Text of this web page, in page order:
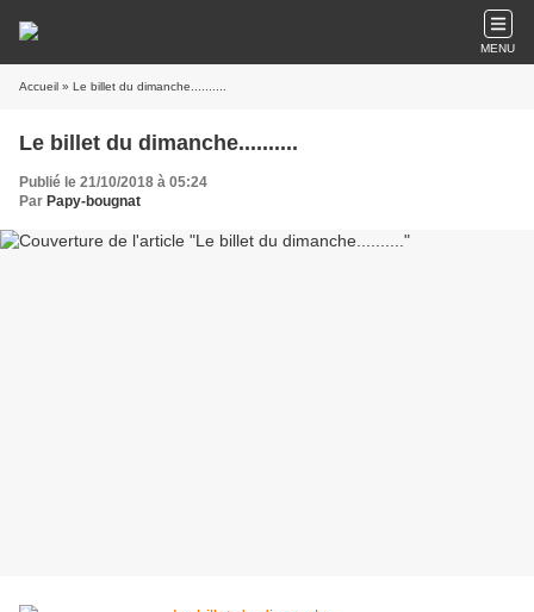
MENU
Accueil » Le billet du dimanche..........
Le billet du dimanche..........
Publié le 21/10/2018 à 05:24
Par Papy-bougnat